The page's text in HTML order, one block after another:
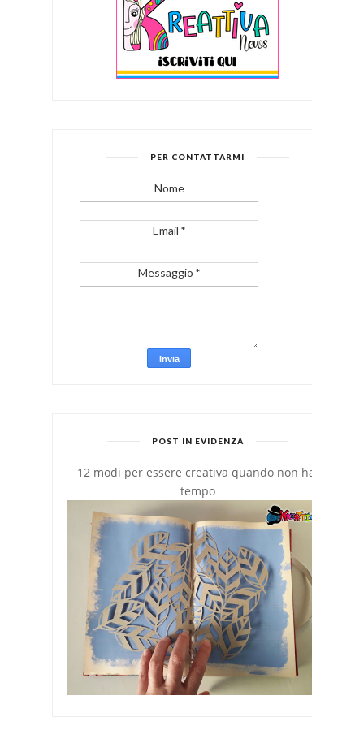
PER CONTATTARMI
Nome
Email *
Messaggio *
POST IN EVIDENZA
12 modi per essere creativa quando non hai
tempo